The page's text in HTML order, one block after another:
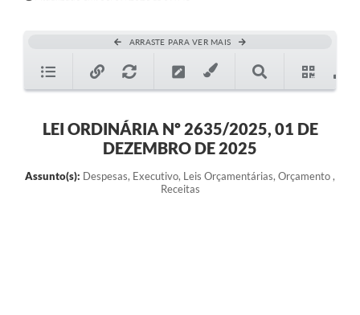
ARRASTE PARA VER MAIS
LEI ORDINÁRIA Nº 2635/2025, 01 DE
DEZEMBRO DE 2025
Assunto(s): Despesas, Executivo, Leis Orçamentárias, Orçamento ,
Receitas